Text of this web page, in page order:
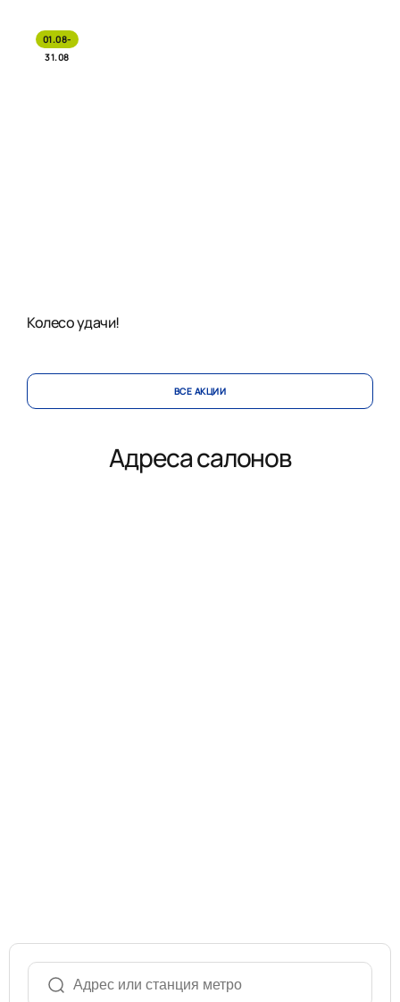
01.08-
31.08
Колесо удачи!
ВСЕ АКЦИИ
Адреса салонов